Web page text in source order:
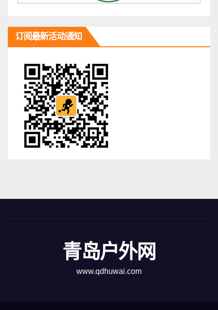
订阅最新活动通知
青岛户外网
www.qdhuwai.com